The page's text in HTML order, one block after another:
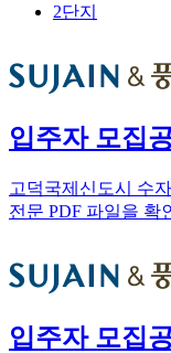
2단지
입주자 모집
고덕국제신도시 수
전문 PDF 파일을 확
입주자 모집